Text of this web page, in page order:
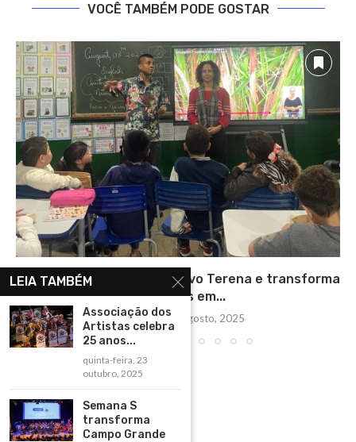
VOCÊ TAMBÉM PODE GOSTAR
Documentário dá voz ao povo Terena e transforma
sementes em...
sexta-feira, 22 agosto, 2025
LEIA TAMBÉM
Associação dos
Artistas celebra
25 anos...
quinta-feira, 23
outubro, 2025
Semana S
transforma
Campo Grande